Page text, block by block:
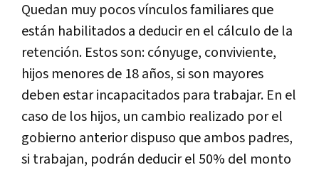
Quedan muy pocos vínculos familiares que
están habilitados a deducir en el cálculo de la
retención. Estos son: cónyuge, conviviente,
hijos menores de 18 años, si son mayores
deben estar incapacitados para trabajar. En el
caso de los hijos, un cambio realizado por el
gobierno anterior dispuso que ambos padres,
si trabajan, podrán deducir el 50% del monto